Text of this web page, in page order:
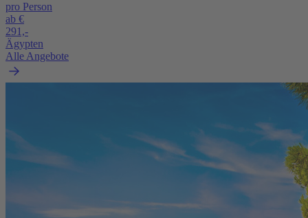
pro Person
ab €
291,-
Ägypten
Alle Angebote